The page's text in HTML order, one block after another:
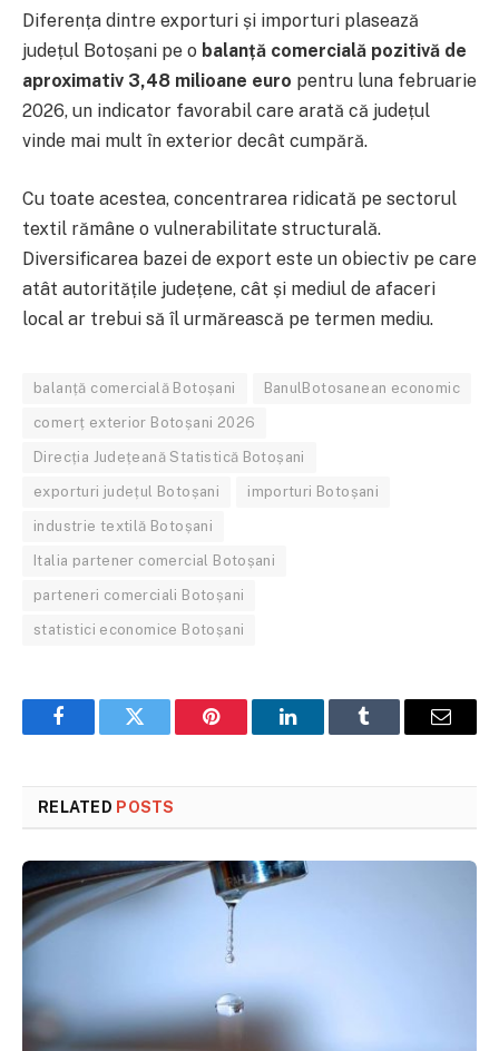
Diferența dintre exporturi și importuri plasează
județul Botoșani pe o balanță comercială pozitivă de
aproximativ 3,48 milioane euro pentru luna februarie
2026, un indicator favorabil care arată că județul
vinde mai mult în exterior decât cumpără.
Cu toate acestea, concentrarea ridicată pe sectorul
textil rămâne o vulnerabilitate structurală.
Diversificarea bazei de export este un obiectiv pe care
atât autoritățile județene, cât și mediul de afaceri
local ar trebui să îl urmărească pe termen mediu.
balanță comercială Botoșani BanulBotosanean economic
comerț exterior Botoșani 2026
Direcția Județeană Statistică Botoșani
exporturi județul Botoșani importuri Botoșani
industrie textilă Botoșani
Italia partener comercial Botoșani
parteneri comerciali Botoșani
statistici economice Botoșani
FacebookTwitter Pinterest LinkedInTumblr Email
RELATED POSTS